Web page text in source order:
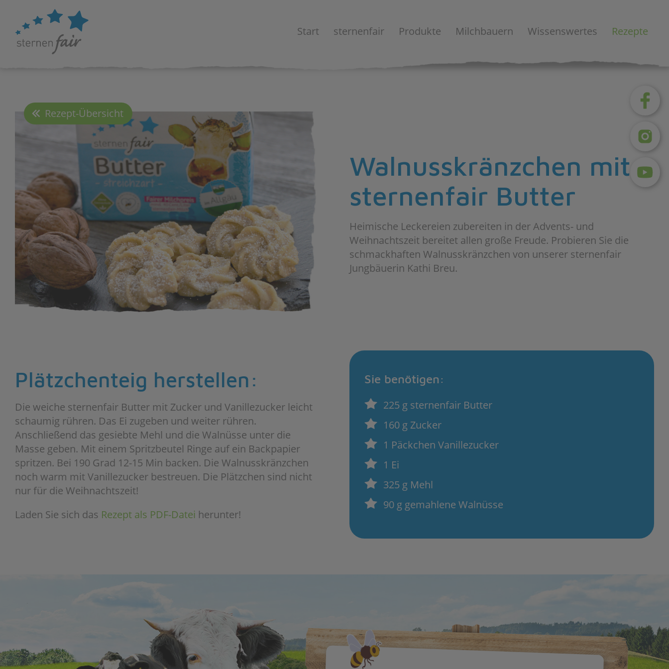
Start sternenfair Produkte Milchbauern Wissenswertes Rezepte
Rezept-Übersicht
Walnusskränzchen mit
sternenfair Butter
Heimische Leckereien zubereiten in der Advents- und
Weihnachtszeit bereitet allen große Freude. Probieren Sie die
schmackhaften Walnusskränzchen von unserer sternenfair
Jungbäuerin Kathi Breu.
Plätzchenteig herstellen:
Die weiche sternenfair Butter mit Zucker und Vanillezucker leicht
schaumig rühren. Das Ei zugeben und weiter rühren.
Anschließend das gesiebte Mehl und die Walnüsse unter die
Masse geben. Mit einem Spritzbeutel Ringe auf ein Backpapier
spritzen. Bei 190 Grad 12-15 Min backen. Die Walnusskränzchen
noch warm mit Vanillezucker bestreuen. Die Plätzchen sind nicht
nur für die Weihnachtszeit!
Laden Sie sich das Rezept als PDF-Datei herunter!
Sie benötigen:
225 g sternenfair Butter
160 g Zucker
1 Päckchen Vanillezucker
1 Ei
325 g Mehl
90 g gemahlene Walnüsse